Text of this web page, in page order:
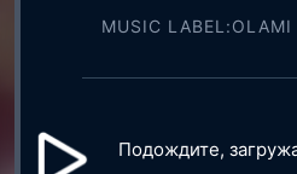
MUSIC LABEL:OLAMI
Подождите,